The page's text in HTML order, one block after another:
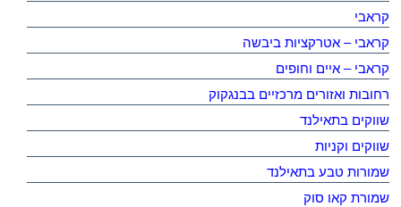
קראבי
קראבי – אטרקציות ביבשה
קראבי – איים וחופים
רחובות ואזורים מרכזיים בבנגקוק
שווקים בתאילנד
שווקים וקניות
שמורות טבע בתאילנד
שמורת קאו סוק